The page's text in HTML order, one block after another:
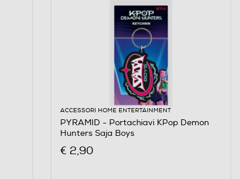
ACCESSORI HOME ENTERTAINMENT
PYRAMID - Portachiavi KPop Demon
Hunters Saja Boys
€ 2,90